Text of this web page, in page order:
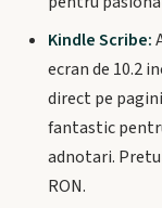
Kindle Scribe:
ecran de 10.2
direct pe
fantastic
adnotari.
RON.